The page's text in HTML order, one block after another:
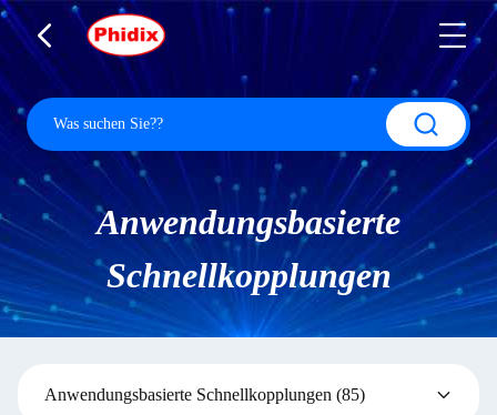
Anwendungsbasierte
Schnellkopplungen
Anwendungsbasierte Schnellkopplungen (85)